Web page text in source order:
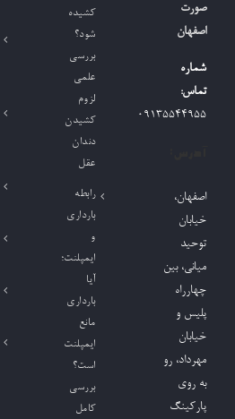
صورت
اصفهان
شماره
تماس:
09135544955
اصفهان،
خیابان
توحید
میانی، بین
چهارراه
پلیس و
خیابان
مهرداد، رو
به روی
پارکینگ
کشیده
شود؟
بررسی
علمی
لزوم
کشیدن
دندان
عقل
رابطه
بارداری
و
ایمپلنت؛
آیا
بارداری
مانع
ایمپلنت
است؟
بررسی
کامل